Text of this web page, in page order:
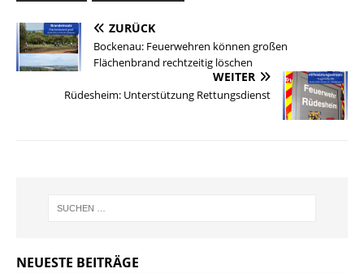
ZURÜCK
Bockenau: Feuerwehren können großen
Flächenbrand rechtzeitig löschen
WEITER
Rüdesheim: Unterstützung Rettungsdienst
NEUESTE BEITRÄGE